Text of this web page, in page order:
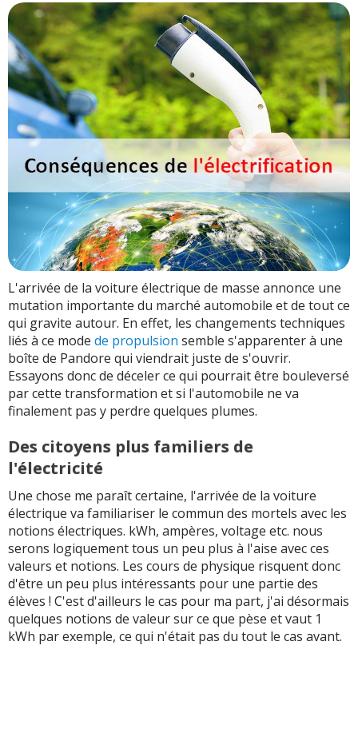
Voitures plus durables
Hausse du prix de l'électricité
Restructuration de la production d'électricité
Kilométrages en hausse ?
Disparition et apparition de nouvelles marques ?
L'arrivée de la voiture électrique de masse annonce une
mutation importante du marché automobile et de tout ce
qui gravite autour. En effet, les changements techniques
liés à ce mode de propulsion semble s'apparenter à une
boîte de Pandore qui viendrait juste de s'ouvrir.
Essayons donc de déceler ce qui pourrait être bouleversé
par cette transformation et si l'automobile ne va
finalement pas y perdre quelques plumes.
Des citoyens plus familiers de
l'électricité
Une chose me paraît certaine, l'arrivée de la voiture
électrique va familiariser le commun des mortels avec les
notions électriques. kWh, ampères, voltage etc. nous
serons logiquement tous un peu plus à l'aise avec ces
valeurs et notions. Les cours de physique risquent donc
d'être un peu plus intéressants pour une partie des
élèves ! C'est d'ailleurs le cas pour ma part, j'ai désormais
quelques notions de valeur sur ce que pèse et vaut 1
kWh par exemple, ce qui n'était pas du tout le cas avant.